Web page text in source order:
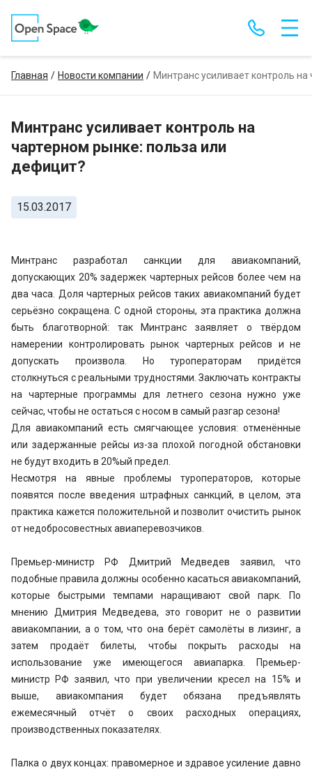
Главная Новости компании Минтранс усиливает контроль
Минтранс усиливает контроль на
чартерном рынке: польза или
дефицит?
15.03.2017
Минтранс разработал санкции для авиакомпаний,
допускающих 20% задержек чартерных рейсов более чем на
два часа. Доля чартерных рейсов таких авиакомпаний будет
серьёзно сокращена. С одной стороны, эта практика должна
быть благотворной: так Минтранс заявляет о твёрдом
намерении контролировать рынок чартерных рейсов и не
допускать произвола. Но туроператорам придётся
столкнуться с реальными трудностями. Заключать контракты
на чартерные программы для летнего сезона нужно уже
сейчас, чтобы не остаться с носом в самый разгар сезона!
Для авиакомпаний есть смягчающее условия: отменённые
или задержанные рейсы из-за плохой погодной обстановки
не будут входить в 20%ый предел.
Несмотря на явные проблемы туроператоров, которые
появятся после введения штрафных санкций, в целом, эта
практика кажется положительной и позволит очистить рынок
от недобросовестных авиаперевозчиков.
Премьер-министр РФ Дмитрий Медведев заявил, что
подобные правила должны особенно касаться авиакомпаний,
которые быстрыми темпами наращивают свой парк. По
мнению Дмитрия Медведева, это говорит не о развитии
авиакомпании, а о том, что она берёт самолёты в лизинг, а
затем продаёт билеты, чтобы покрыть расходы на
использование уже имеющегося авиапарка. Премьер-
министр РФ заявил, что при увеличении кресел на 15% и
выше, авиакомпания будет обязана предъявлять
ежемесячный отчёт о своих расходных операциях,
производственных показателях.
Палка о двух концах: правомерное и здравое усиление давно